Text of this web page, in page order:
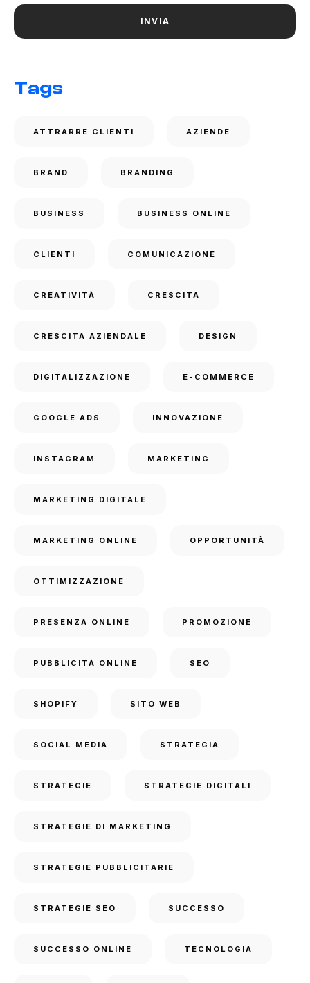
Tags
ATTRARRE CLIENTI AZIENDE
BRAND BRANDING
BUSINESS BUSINESS ONLINE
CLIENTI COMUNICAZIONE
CREATIVITÀ CRESCITA
CRESCITA AZIENDALE DESIGN
DIGITALIZZAZIONE E-COMMERCE
GOOGLE ADS INNOVAZIONE
INSTAGRAM MARKETING
MARKETING DIGITALE
MARKETING ONLINE OPPORTUNITÀ
OTTIMIZZAZIONE
PRESENZA ONLINE PROMOZIONE
PUBBLICITÀ ONLINE SEO
SHOPIFY SITO WEB
SOCIAL MEDIA STRATEGIA
STRATEGIE STRATEGIE DIGITALI
STRATEGIE DI MARKETING
STRATEGIE PUBBLICITARIE
STRATEGIE SEO SUCCESSO
SUCCESSO ONLINE TECNOLOGIA